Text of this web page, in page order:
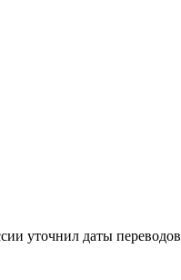
уточнил даты переводов